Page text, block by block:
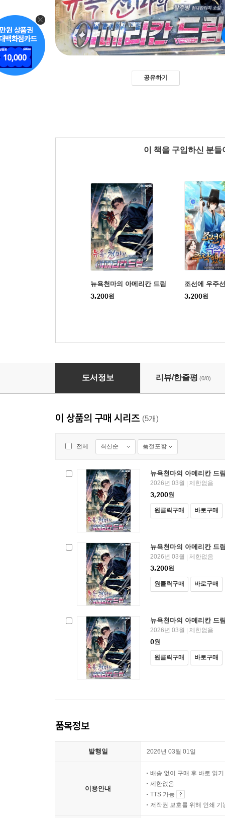
공유하기
이 책을 구입하신 분
뉴욕천마의 아메리칸 드림
3,200원
조선에 우주
3,200원
뉴욕천마의 아메리칸 드림 2권
도서정보 리뷰/한줄평 (0/0)
이 상품의 구매 시리즈 (5개)
전체 최신순 품절포함
뉴욕천마의 아메리칸 드
2026년 03월 | 제한없음
3,200원
원클릭구매 바로구매
뉴욕천마의 아메리칸 드
2026년 03월 | 제한없음
3,200원
원클릭구매 바로구매
뉴욕천마의 아메리칸 드
2026년 03월 | 제한없음
0원
원클릭구매 바로구매
품목정보
발행일 2026년 03월 01일
이용안내
배송 없이 구매 후 바로 읽기
제한없음
TTS 가능
저작권 보호를 위해 인쇄 기